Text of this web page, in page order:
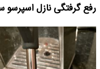
رفع گرفتگی نازل